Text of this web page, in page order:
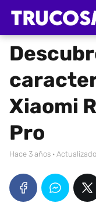
Xiaomi
Pro
hace 3 años ·